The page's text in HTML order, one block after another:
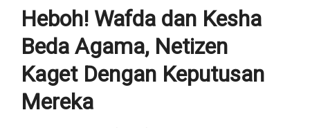
Heboh! Wafda dan Kesha
Beda Agama, Netizen
Kaget Dengan Keputusan
Mereka